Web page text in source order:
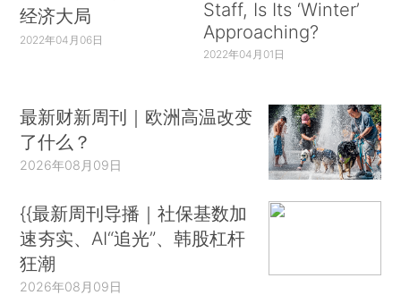
经济大局
2022年04月06日
Staff, Is Its ‘Winter’
Approaching?
2022年04月01日
最新财新周刊｜欧洲高温改变
了什么？
2026年08月09日
{{最新周刊导播｜社保基数加
速夯实、AI“追光”、韩股杠杆
狂潮
2026年08月09日